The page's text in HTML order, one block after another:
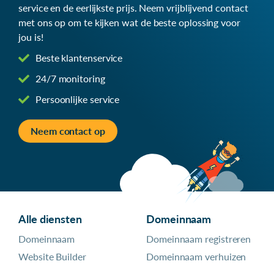
service en de eerlijkste prijs. Neem vrijblijvend contact
met ons op om te kijken wat de beste oplossing voor
jou is!
Beste klantenservice
24/7 monitoring
Persoonlijke service
Neem contact op
Alle diensten
Domeinnaam
Website Builder
Domeinnaam
Domeinnaam registreren
Domeinnaam verhuizen